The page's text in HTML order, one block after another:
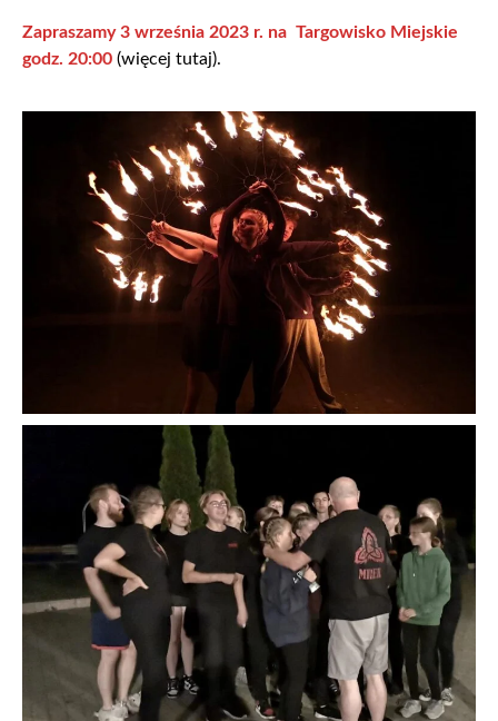
Zapraszamy 3 września 2023 r. na Targowisko Miejskie
godz. 20:00 (więcej tutaj).